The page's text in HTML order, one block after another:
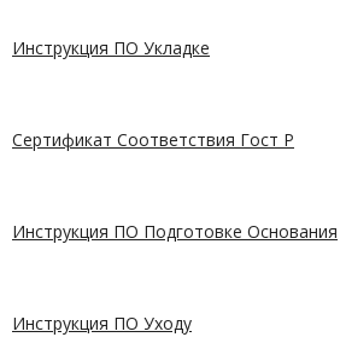
Инструкция ПО Укладке
Сертификат Соответствия Гост Р
Инструкция ПО Подготовке Основания
Инструкция ПО Уходу